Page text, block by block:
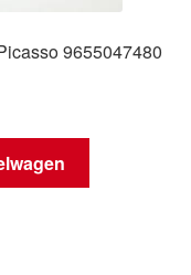
9655047480